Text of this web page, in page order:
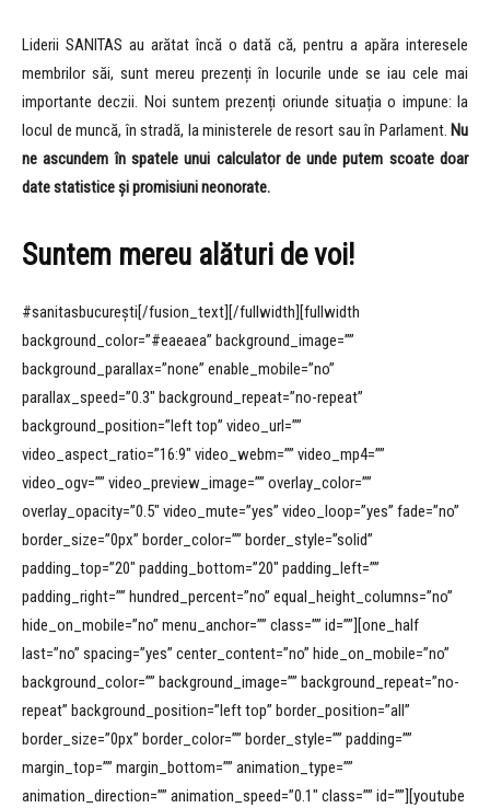
Liderii SANITAS au arătat încă o dată că, pentru a apăra interesele
membrilor săi, sunt mereu prezenți în locurile unde se iau cele mai
importante deczii. Noi suntem prezenți oriunde situația o impune: la
locul de muncă, în stradă, la ministerele de resort sau în Parlament. Nu
ne ascundem în spatele unui calculator de unde putem scoate doar
date statistice și promisiuni neonorate.
Suntem mereu alături de voi!
#sanitasbucurești[/fusion_text][/fullwidth][fullwidth
background_color=”#eaeaea” background_image=””
background_parallax=”none” enable_mobile=”no”
parallax_speed=”0.3″ background_repeat=”no-repeat”
background_position=”left top” video_url=””
video_aspect_ratio=”16:9″ video_webm=”” video_mp4=””
video_ogv=”” video_preview_image=”” overlay_color=””
overlay_opacity=”0.5″ video_mute=”yes” video_loop=”yes” fade=”no”
border_size=”0px” border_color=”” border_style=”solid”
padding_top=”20″ padding_bottom=”20″ padding_left=””
padding_right=”” hundred_percent=”no” equal_height_columns=”no”
hide_on_mobile=”no” menu_anchor=”” class=”” id=””][one_half
last=”no” spacing=”yes” center_content=”no” hide_on_mobile=”no”
background_color=”” background_image=”” background_repeat=”no-
repeat” background_position=”left top” border_position=”all”
border_size=”0px” border_color=”” border_style=”” padding=””
margin_top=”” margin_bottom=”” animation_type=””
animation_direction=”” animation_speed=”0.1″ class=”” id=””][youtube